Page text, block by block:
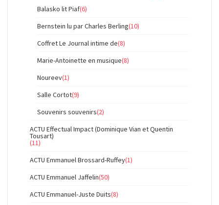
Balasko lit Piaf(6)
Bernstein lu par Charles Berling(10)
Coffret Le Journal intime de(8)
Marie-Antoinette en musique(8)
Noureev(1)
Salle Cortot(9)
Souvenirs souvenirs(2)
ACTU Effectual Impact (Dominique Vian et Quentin
Tousart)
(11)
ACTU Emmanuel Brossard-Ruffey(1)
ACTU Emmanuel Jaffelin(50)
ACTU Emmanuel-Juste Duits(8)